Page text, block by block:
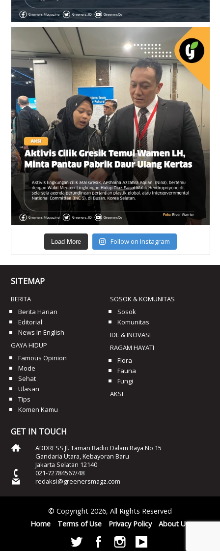
Load More Follow on Instagram
SITEMAP
BERITA
Berita Harian
Editorial
News In English
GAYA HIDUP
Famous Opinion
Mode
Sehat
Ulasan
Tips
Komen Kamu
SOSOK & KOMUNITAS
Sosok
Komunitas
IDE & INOVASI
RAGAM HAYATI
Flora
Fauna
Fungi
AKSI
GET IN TOUCH
ADDRESS Jl. Taman Radio Dalam Raya No 15
Gandaria Utara, Kebayoran Baru
Jakarta Selatan 12140
021-72784567/48
redaksi@greenersmagz.com
© Copyright 2026, All Rights Reserved
Home
Terms of Use Privacy Policy About Us